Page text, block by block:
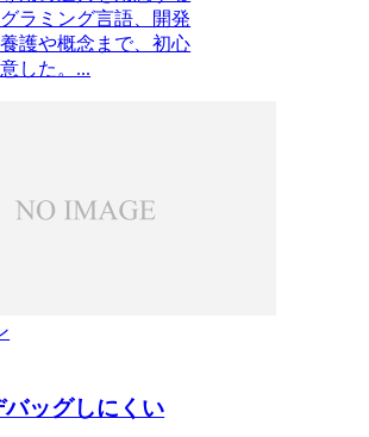
ラミング言語、開発
護や概念まで、初心
した。...
ッグしにくい